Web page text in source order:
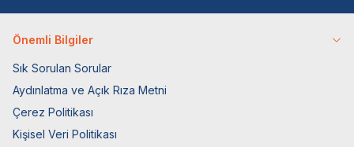
Önemli Bilgiler
Sık Sorulan Sorular
Aydınlatma ve Açık Rıza Metni
Çerez Politikası
Kişisel Veri Politikası